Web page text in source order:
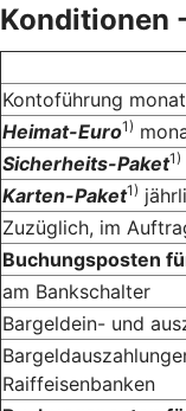
Konditionen
Kontoführung
Heimat-Euro1)
Sicherheits-Paket1)
Karten-Paket1)
Zuzüglich, im
Buchungsposten
am Bankschalter
Bargeldein- und
Raiffeisenbanken